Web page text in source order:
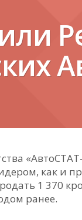
как и
1 370
ранее.